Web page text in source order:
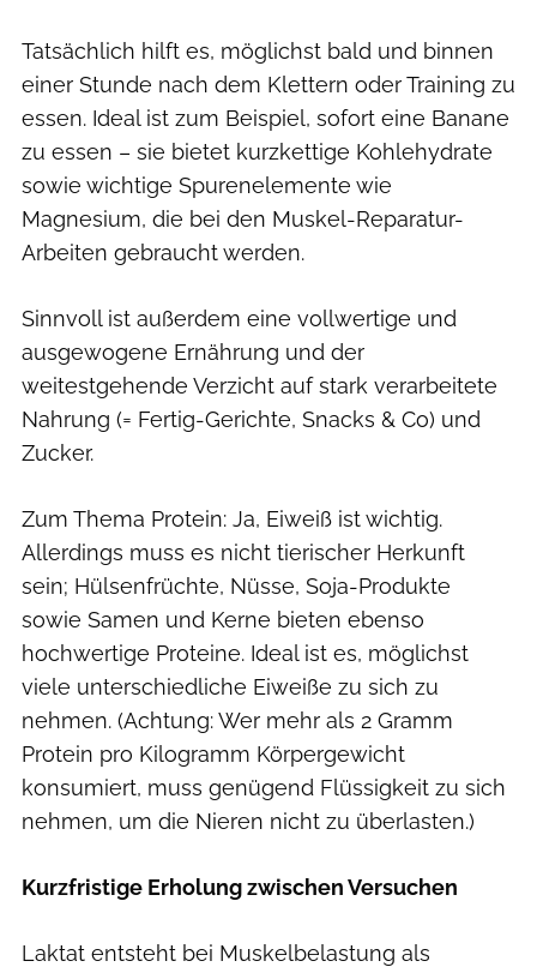
Tatsächlich hilft es, möglichst bald und binnen
einer Stunde nach dem Klettern oder Training zu
essen. Ideal ist zum Beispiel, sofort eine Banane
zu essen – sie bietet kurzkettige Kohlehydrate
sowie wichtige Spurenelemente wie
Magnesium, die bei den Muskel-Reparatur-
Arbeiten gebraucht werden.
Sinnvoll ist außerdem eine vollwertige und
ausgewogene Ernährung und der
weitestgehende Verzicht auf stark verarbeitete
Nahrung (= Fertig-Gerichte, Snacks & Co) und
Zucker.
Zum Thema Protein: Ja, Eiweiß ist wichtig.
Allerdings muss es nicht tierischer Herkunft
sein; Hülsenfrüchte, Nüsse, Soja-Produkte
sowie Samen und Kerne bieten ebenso
hochwertige Proteine. Ideal ist es, möglichst
viele unterschiedliche Eiweiße zu sich zu
nehmen. (Achtung: Wer mehr als 2 Gramm
Protein pro Kilogramm Körpergewicht
konsumiert, muss genügend Flüssigkeit zu sich
nehmen, um die Nieren nicht zu überlasten.)
Kurzfristige Erholung zwischen Versuchen
Laktat entsteht bei Muskelbelastung als